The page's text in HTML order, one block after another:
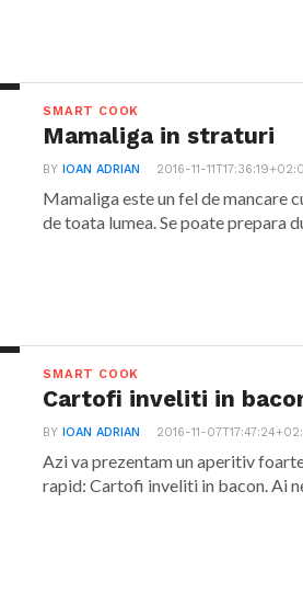
SMART COOK
Mamaliga in straturi
BYIOAN ADRIAN 2016-11-
Mamaliga este un fel de mancare
de toata lumea. Se poate prepara
SMART COOK
Cartofi inveliti in
BYIOAN ADRIAN 2016-11-
Azi va prezentam un aperitiv
rapid: Cartofi inveliti in bacon. Ai